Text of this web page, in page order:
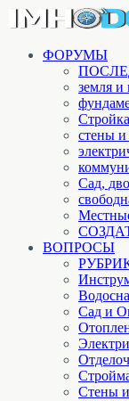
ФОРУМЫ
земля и
стены и
Cад,
ВОПРОСЫ
Сад и
Стены